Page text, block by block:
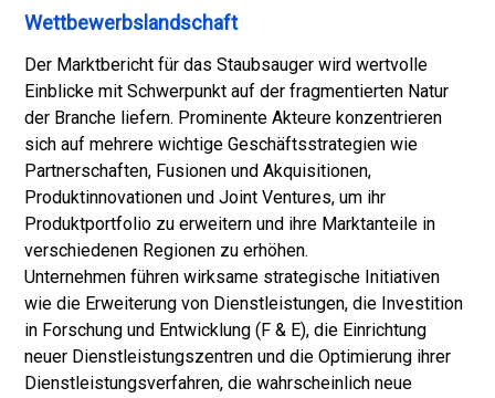
Wettbewerbslandschaft
Der Marktbericht für das Staubsauger wird wertvolle
Einblicke mit Schwerpunkt auf der fragmentierten Natur
der Branche liefern. Prominente Akteure konzentrieren
sich auf mehrere wichtige Geschäftsstrategien wie
Partnerschaften, Fusionen und Akquisitionen,
Produktinnovationen und Joint Ventures, um ihr
Produktportfolio zu erweitern und ihre Marktanteile in
verschiedenen Regionen zu erhöhen.
Unternehmen führen wirksame strategische Initiativen
wie die Erweiterung von Dienstleistungen, die Investition
in Forschung und Entwicklung (F & E), die Einrichtung
neuer Dienstleistungszentren und die Optimierung ihrer
Dienstleistungsverfahren, die wahrscheinlich neue